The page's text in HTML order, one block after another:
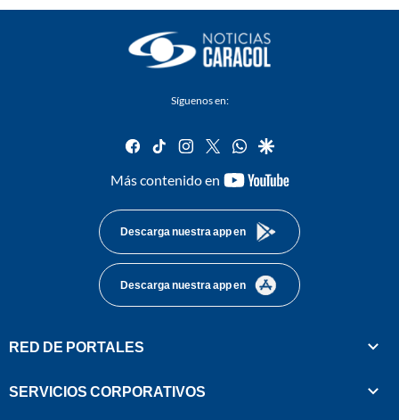
Síguenos en:
facebook
tiktok instagram
twitterwhatsapp
google
Más contenido en
youtube-
Descarga nuestra app en
Descarga nuestra app en
RED DE PORTALES
SERVICIOS CORPORATIVOS